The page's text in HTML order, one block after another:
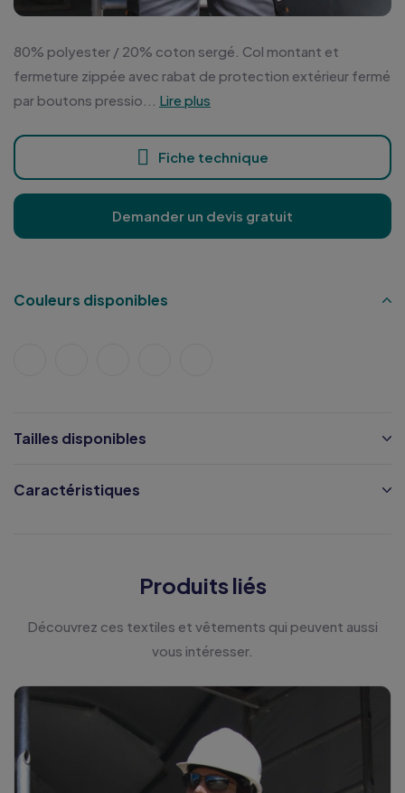
80% polyester / 20% coton sergé. Col montant et
fermeture zippée avec rabat de protection extérieur fermé
par boutons pressio...
Lire plus
Fiche technique
Demander un devis gratuit
Couleurs disponibles
Tailles disponibles
Caractéristiques
Produits liés
Découvrez ces textiles et vêtements qui peuvent aussi
vous intéresser.